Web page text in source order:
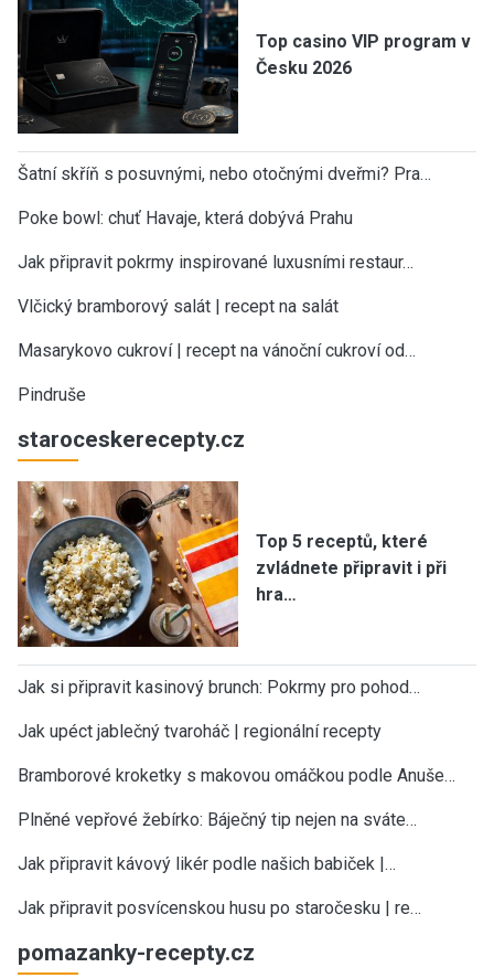
Top casino VIP program v
Česku 2026
Šatní skříň s posuvnými, nebo otočnými dveřmi? Pra…
Poke bowl: chuť Havaje, která dobývá Prahu
Jak připravit pokrmy inspirované luxusními restaur…
Vlčický bramborový salát | recept na salát
Masarykovo cukroví | recept na vánoční cukroví od…
Pindruše
staroceskerecepty.cz
Top 5 receptů, které
zvládnete připravit i při
hra…
Jak si připravit kasinový brunch: Pokrmy pro pohod…
Jak upéct jablečný tvaroháč | regionální recepty
Bramborové kroketky s makovou omáčkou podle Anuše…
Plněné vepřové žebírko: Báječný tip nejen na sváte…
Jak připravit kávový likér podle našich babiček |…
Jak připravit posvícenskou husu po staročesku | re…
pomazanky-recepty.cz